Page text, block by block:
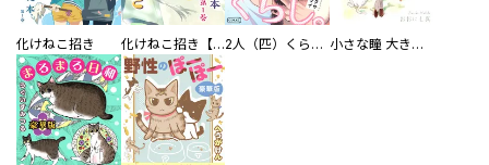
化けねこ招き 化けねこ招き【描きおろし付合冊版】 2人（匹）くらし。 小さな瞳 大きな鼓動